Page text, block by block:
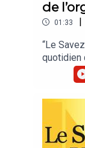
de
01:33 |
“Le
quotidien
et à tout
raconté
articles